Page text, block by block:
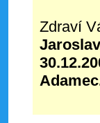
Zdraví